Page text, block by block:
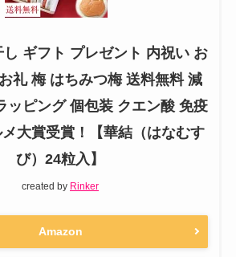
ギフト プレゼント 内祝い お
礼 梅 はちみつ梅 送料無料 減
ッピング 個包装 クエン酸 免疫
大賞受賞！【華結（はなむす
び）24粒入】
created by Rinker
Amazon